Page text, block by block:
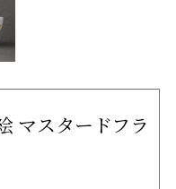
マスタードフラ